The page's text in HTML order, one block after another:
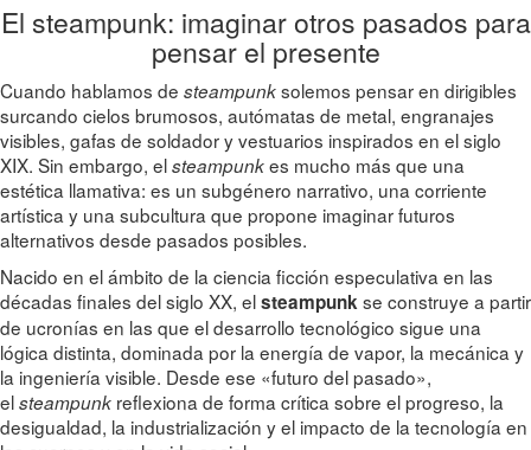
El steampunk: imaginar otros pasados para
pensar el presente
Cuando hablamos de steampunksolemos pensar en dirigibles
surcando cielos brumosos, autómatas de metal, engranajes
visibles, gafas de soldador y vestuarios inspirados en el siglo
XIX. Sin embargo, elsteampunkes mucho más que una
estética llamativa: es un subgénero narrativo, una corriente
artística y una subcultura que propone imaginar futuros
alternativos desde pasados posibles.
Nacido en el ámbito de la ciencia ficción especulativa en las
décadas finales del siglo XX, elsteampunkse construye a partir
de ucronías en las que el desarrollo tecnológico sigue una
lógica distinta, dominada por la energía de vapor, la mecánica y
la ingeniería visible. Desde ese «futuro del pasado»,
elsteampunk reflexiona de forma crítica sobre el progreso, la
desigualdad, la industrialización y el impacto de la tecnología en